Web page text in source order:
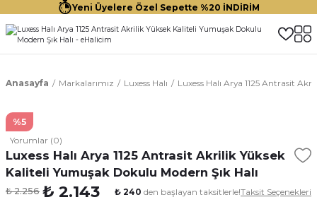
Yeni Üyelere Özel Sepette %20 İNDİRİM
Anasayfa Markalarımız Luxess Halı Luxess Halı Arya 1125 Antrasit
%5
Yorumlar (0)
Luxess Halı Arya 1125 Antrasit Akrilik Yüksek
Kaliteli Yumuşak Dokulu Modern Şık Halı
₺ 2.256 ₺ 2.143 ₺ 240 den başlayan taksitlerle!Taksit Seçenekleri